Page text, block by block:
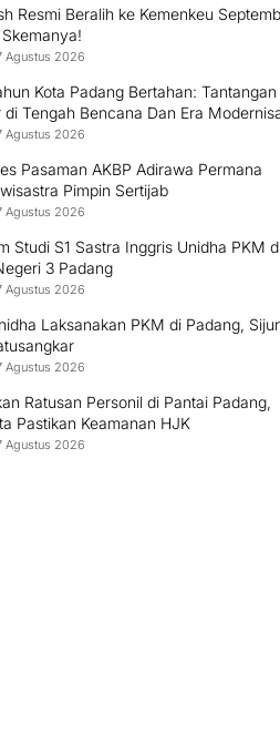
Resmi Beralih ke Kemenkeu
Agustus 2026
Kota Padang Bertahan: Tantangan
di Tengah Bencana Dan Era
Agustus 2026
Pasaman AKBP Adirawa Permana
Pimpin Sertijab
Agustus 2026
Studi S1 Sastra Inggris Unidha PKM
3 Padang
Agustus 2026
Laksanakan PKM di Padang,
Agustus 2026
Ratusan Personil di Pantai Padang,
Pastikan Keamanan HJK
Agustus 2026